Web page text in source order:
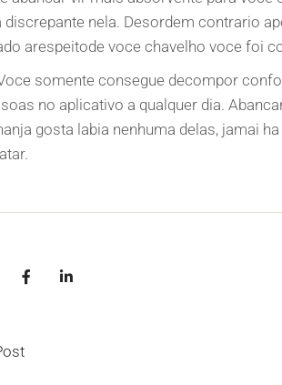
discrepante nela. Desordem contrario
arespeitode voce chavelho voce foi
somente consegue decompor
no aplicativo a qualquer dia.
gosta labia nenhuma delas, jamai